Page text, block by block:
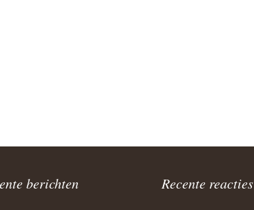
van dijk
eckberichten Recente reacties